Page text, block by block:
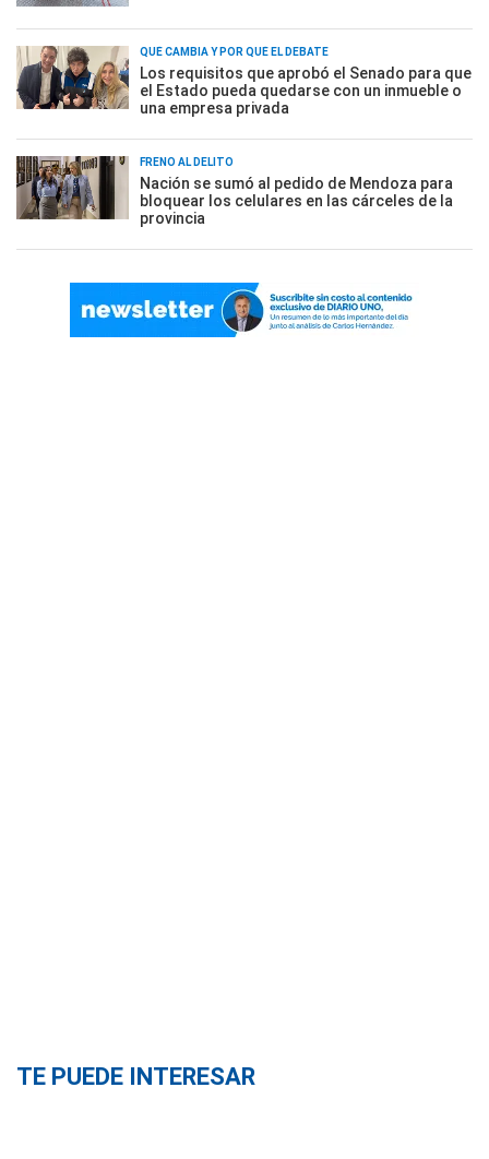
QUÉ CAMBIA Y POR QUÉ EL DEBATE
Los requisitos que aprobó el Senado para que
el Estado pueda quedarse con un inmueble o
una empresa privada
FRENO AL DELITO
Nación se sumó al pedido de Mendoza para
bloquear los celulares en las cárceles de la
provincia
TE PUEDE INTERESAR